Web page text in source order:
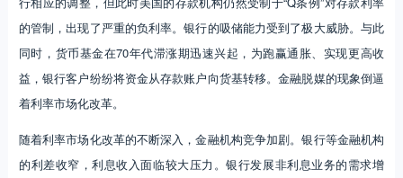
的利差收窄，利息收入面临较大压力。银行发展非利息业务的需求增
加，而财富管理业务以收取佣金为主要盈利模式，恰好能为银行带来非
利息收入增长点。70年代以来，美国银行迫切需要通过综合化经营，调
整业务结构，减少对利息收入依赖，提高中间业务收入占比，银行系的
财富管理开始慢慢发展。
证券佣金自由化”则成为推动美国券商走向财富管理的直接因素！